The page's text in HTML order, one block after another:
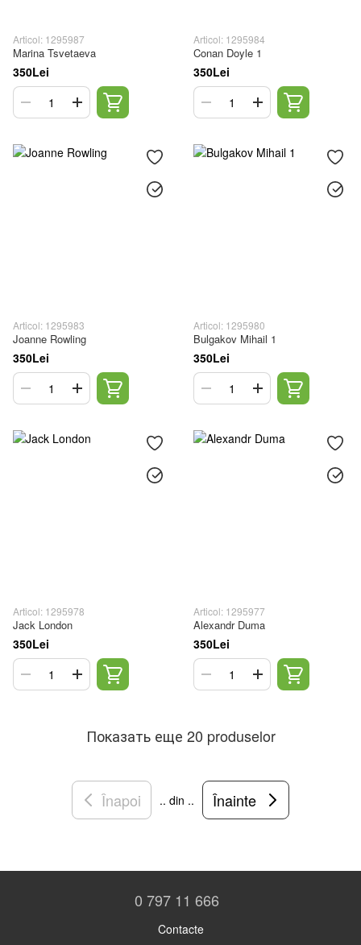
Articol: 1295987
Marina Tsvetaeva
350Lei
Articol: 1295984
Conan Doyle 1
350Lei
Articol: 1295983
Joanne Rowling
350Lei
Articol: 1295980
Bulgakov Mihail 1
350Lei
Articol: 1295978
Jack London
350Lei
Articol: 1295977
Alexandr Duma
350Lei
Показать еще 20 produselor
Înapoi .. din .. Înainte
0 797 11 666
Contacte